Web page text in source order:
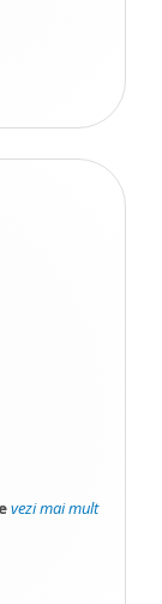
vezi mai mult